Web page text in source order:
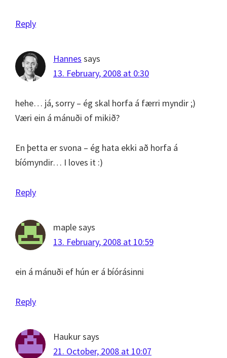
Reply
Hannes says
13. February, 2008 at 0:30
hehe… já, sorry – ég skal horfa á færri myndir ;)
Væri ein á mánuði of mikið?
En þetta er svona – ég hata ekki að horfa á
bíómyndir… I loves it :)
Reply
maplesays
13. February, 2008 at 10:59
ein á mánuði ef hún er á bíórásinni
Reply
Haukursays
21. October, 2008 at 10:07